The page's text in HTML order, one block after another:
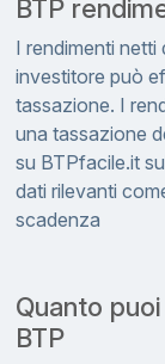
BTP
I rendimenti netti
investitore può
tassazione. I
una tassazione
su BTPfacile.it
dati rilevanti
scadenza
Quanto
BTP